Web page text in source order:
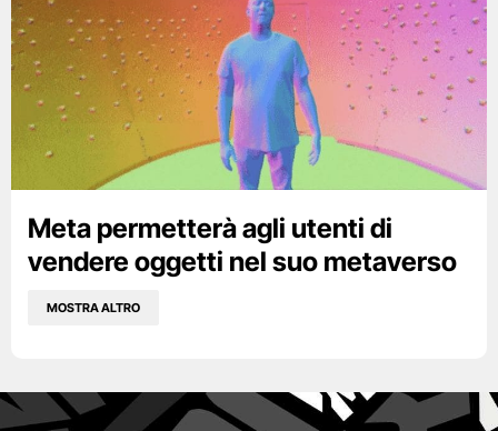
Meta permetterà agli utenti di
vendere oggetti nel suo metaverso
MOSTRA ALTRO